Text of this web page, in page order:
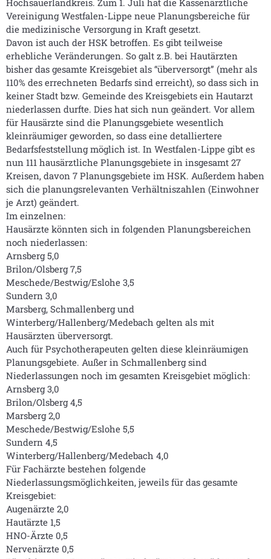
Hochsauerlandkreis. Zum 1. Juli hat die Kassenärztliche
Vereinigung Westfalen-Lippe neue Planungsbereiche für
die medizinische Versorgung in Kraft gesetzt.
Davon ist auch der HSK betroffen. Es gibt teilweise
erhebliche Veränderungen. So galt z.B. bei Hautärzten
bisher das gesamte Kreisgebiet als “überversorgt” (mehr als
110% des errechneten Bedarfs sind erreicht), so dass sich in
keiner Stadt bzw. Gemeinde des Kreisgebiets ein Hautarzt
niederlassen durfte. Dies hat sich nun geändert. Vor allem
für Hausärzte sind die Planungsgebiete wesentlich
kleinräumiger geworden, so dass eine detalliertere
Bedarfsfeststellung möglich ist. In Westfalen-Lippe gibt es
nun 111 hausärztliche Planungsgebiete in insgesamt 27
Kreisen, davon 7 Planungsgebiete im HSK. Außerdem haben
sich die planungsrelevanten Verhältniszahlen (Einwohner
je Arzt) geändert.
Im einzelnen:
Hausärzte könnten sich in folgenden Planungsbereichen
noch niederlassen:
Arnsberg 5,0
Brilon/Olsberg 7,5
Meschede/Bestwig/Eslohe 3,5
Sundern 3,0
Marsberg, Schmallenberg und
Winterberg/Hallenberg/Medebach gelten als mit
Hausärzten überversorgt.
Auch für Psychotherapeuten gelten diese kleinräumigen
Planungsgebiete. Außer in Schmallenberg sind
Niederlassungen noch im gesamten Kreisgebiet möglich:
Arnsberg 3,0
Brilon/Olsberg 4,5
Marsberg 2,0
Meschede/Bestwig/Eslohe 5,5
Sundern 4,5
Winterberg/Hallenberg/Medebach 4,0
Für Fachärzte bestehen folgende
Niederlassungsmöglichkeiten, jeweils für das gesamte
Kreisgebiet:
Augenärzte 2,0
Hautärzte 1,5
HNO-Ärzte 0,5
Nervenärzte 0,5